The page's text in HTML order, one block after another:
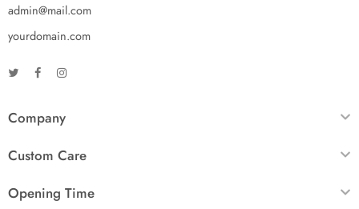
admin@mail.com
yourdomain.com
Company
Custom Care
Opening Time